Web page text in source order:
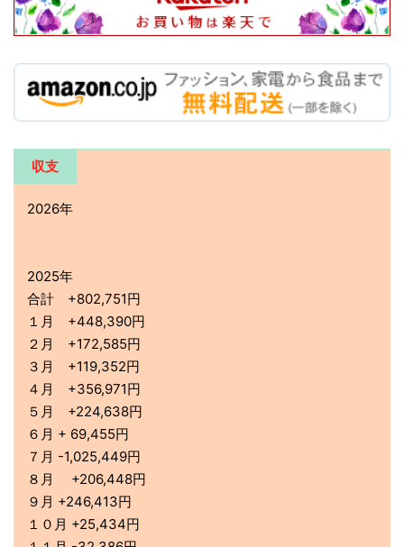
収支
2026年
2025年
合計 +802,751円
１月 +448,390円
２月 +172,585円
３月 +119,352円
４月 +356,971円
５月 +224,638円
６月 + 69,455円
７月 -1,025,449円
８月 +206,448円
９月 +246,413円
１０月 +25,434円